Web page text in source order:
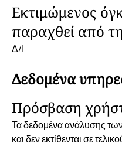
Εκτιμώμενος
παραχθεί από
Δ/Ι
Δεδομένα
Πρόσβαση
Τα δεδομένα ανάλυσης
και δεν εκτίθενται σε